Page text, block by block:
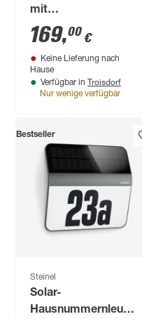
mit
Bewegungssensor
7,93 W 363 lm
warmweiß,
neutralweiß,
Farbwechsler IP 65
169,00 €
Keine Lieferung nach
Hause
Verfügbar in Troisdorf
Nur wenige verfügbar
Bestseller
Steinel
Solar-
Hausnummernleuchte